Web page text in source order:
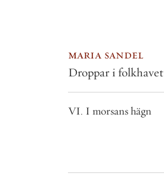
maria sandel
Droppar i folkhavet
VI. I morsans hägn